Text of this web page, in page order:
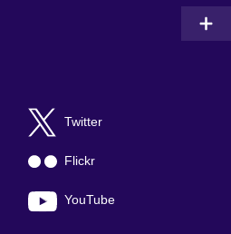
Twitter
Flickr
YouTube